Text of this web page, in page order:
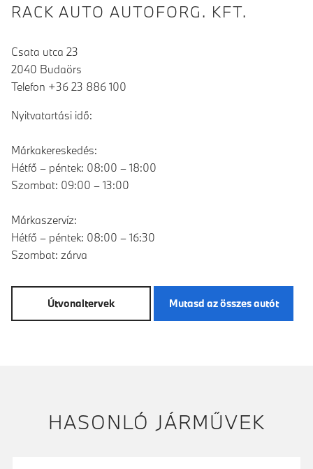
RACK AUTO AUTOFORG. KFT.
Csata utca 23
2040 Budaörs
Telefon +36 23 886 100
Nyitvatartási idő:
Márkakereskedés:
Hétfő – péntek: 08:00 – 18:00
Szombat: 09:00 – 13:00
Márkaszervíz:
Hétfő – péntek: 08:00 – 16:30
Szombat: zárva
Útvonaltervek Mutasd az összes autót
HASONLÓ JÁRMŰVEK